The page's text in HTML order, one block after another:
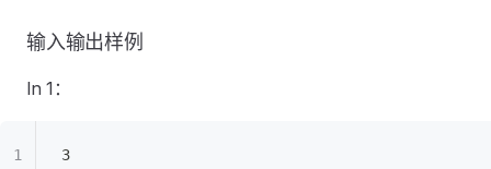
输入输出样例
In 1：
3